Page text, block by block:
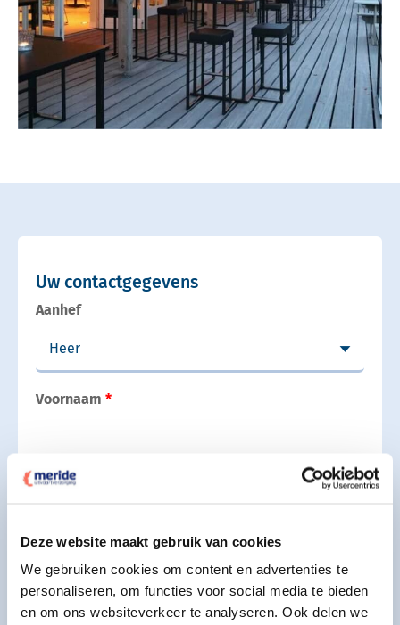
Deze website maakt gebruik van cookies
We gebruiken cookies om content en advertenties te
personaliseren, om functies voor social media te bieden
en om ons websiteverkeer te analyseren. Ook delen we
Uw contactgegevens
Aanhef
Voornaam
Achternaam
Uw e-mail adres